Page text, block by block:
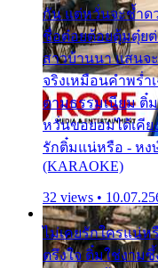
กัน แต่หวั่นจะช้ำ
ชื่อต๋อยต้อยตุ้มตุ๋ยต่
สาวบ้านนา แสนจ
จริงเหมือนคำพร่ำ
ตามธรรมเนียม ติ๋
หวั่นขอยอมได้เคีย
รักติ๋มแน่หรือ - หง
(KARAOKE)
32 views •
ไม่เคยรักใครแน่ห
ตรึงใจ ติ๋มใช่งาม